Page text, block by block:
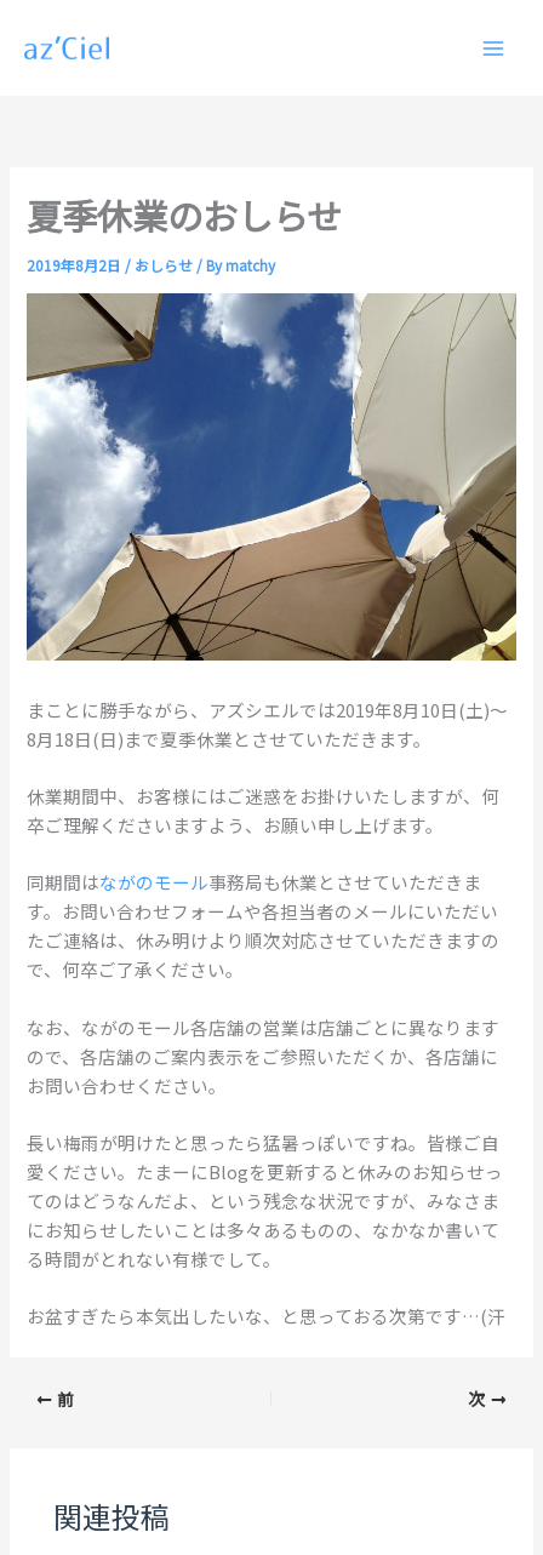
夏季休業のおしらせ
2019年8月2日 / おしらせ / Bymatchy
まことに勝手ながら、アズシエルでは2019年8月10日(土)〜
8月18日(日)まで夏季休業とさせていただきます。
休業期間中、お客様にはご迷惑をお掛けいたしますが、何
卒ご理解くださいますよう、お願い申し上げます。
同期間はながのモール事務局も休業とさせていただきま
す。お問い合わせフォームや各担当者のメールにいただい
たご連絡は、休み明けより順次対応させていただきますの
で、何卒ご了承ください。
なお、ながのモール各店舗の営業は店舗ごとに異なります
ので、各店舗のご案内表示をご参照いただくか、各店舗に
お問い合わせください。
長い梅雨が明けたと思ったら猛暑っぽいですね。皆様ご自
愛ください。たまーにBlogを更新すると休みのお知らせっ
てのはどうなんだよ、という残念な状況ですが、みなさま
にお知らせしたいことは多々あるものの、なかなか書いて
る時間がとれない有様でして。
お盆すぎたら本気出したいな、と思っておる次第です…(汗
前 次
関連投稿